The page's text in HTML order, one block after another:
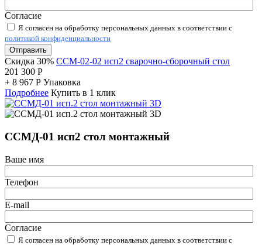
Согласие
Я согласен на обработку персональных данных в соответствии с
политикой конфиденциальности
Отправить
Скидка 30% ССМ-02-02 исп2 сварочно-сборочный стол
201 300 Р
+ 8 967 Р Упаковка
Подробнее Купить в 1 клик
ССМД-01 исп2 стол монтажный
Ваше имя
Телефон
E-mail
Согласие
Я согласен на обработку персональных данных в соответствии с